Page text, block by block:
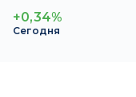
+0,34%
Сегодня